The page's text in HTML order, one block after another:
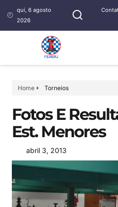
qui, 6 agosto
2026
Home Torneios
Fotos E
Est. Menores
abril 3, 2013